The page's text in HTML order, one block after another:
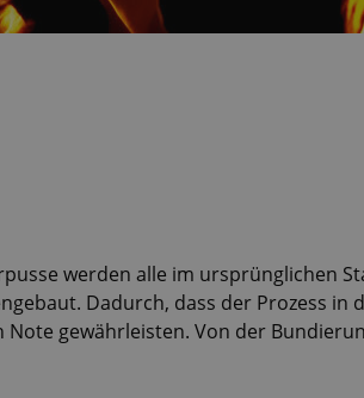
werden alle im ursprünglichen
Dadurch, dass der Prozess in
gewährleisten. Von der